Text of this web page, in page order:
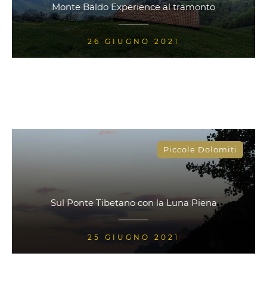
Monte Baldo Experience al tramonto
26 GIUGNO 2021
Piccole Dolomiti
Sul Ponte Tibetano con la Luna Piena
25 GIUGNO 2021